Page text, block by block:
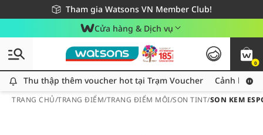
Tham gia Watsons VN Member Club!
Miễn phí giao hàng cho đơn hàng từ 249,000Đ
Giao hàng nhanh 24h - Áp dụng khu vực TP. Hồ Chí Minh
Cửa hàng & Dịch vụ
0
Thu thập thêm voucher hot tại Trạm Voucher
Thu thập thêm voucher hot tại Trạm Voucher Cảnh báo
TRANG CHỦ/TRANG ĐIỂM/TRANG ĐIỂM MÔI/SON TINT/SON KEM